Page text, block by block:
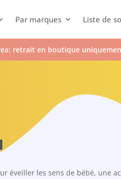
Par marques Liste de
retrait en boutique
éveiller les sens de bébé, une